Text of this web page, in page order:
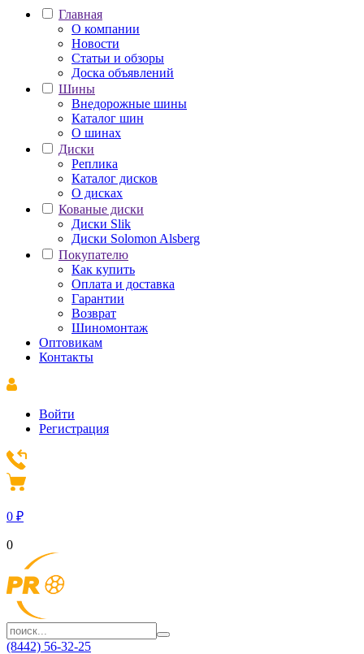
Главная
О компании
Новости
Статьи и обзоры
Доска объявлений
Шины
Внедорожные шины
Каталог шин
О шинах
Диски
Реплика
Каталог дисков
О дисках
Кованые диски
Диски Slik
Диски Solomon Alsberg
Покупателю
Как купить
Оплата и доставка
Гарантии
Возврат
Шиномонтаж
Оптовикам
Контакты
Войти
Регистрация
0 ₽
0
(8442) 56-32-25